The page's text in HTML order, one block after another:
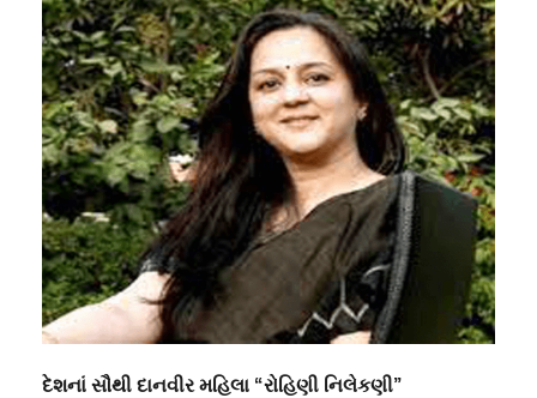
દેશનાં સૌથી દાનવીર મહિલા “રોહિણી નિલેકણી”